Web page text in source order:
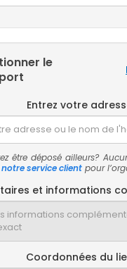
le
Entrez votre
être déposé ailleurs?
service client pour
et informations
Coordonnées du